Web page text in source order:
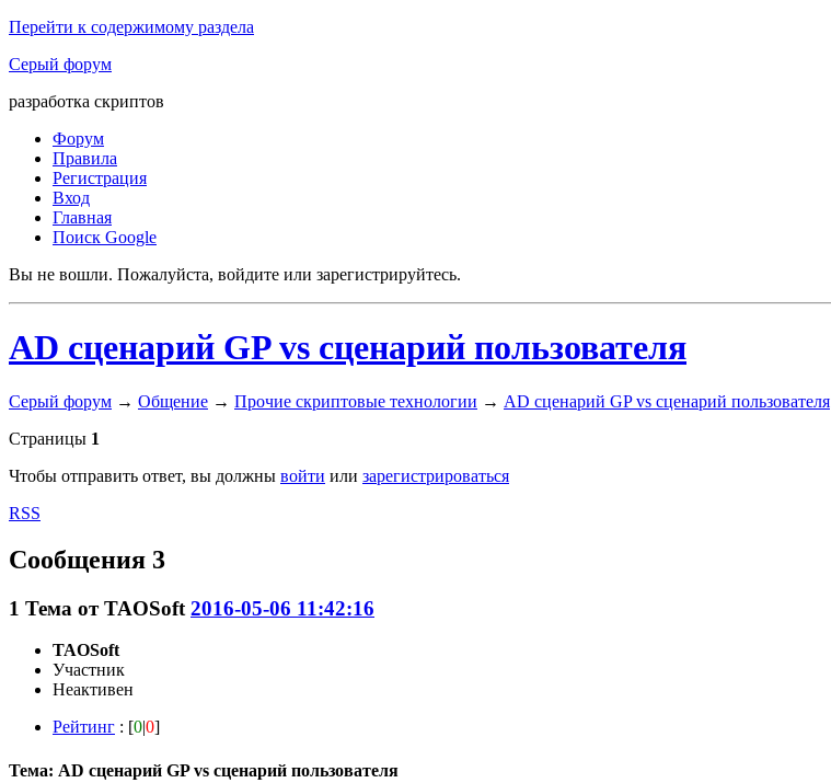
Перейти к содержимому раздела
Серый форум
разработка скриптов
Форум
Правила
Регистрация
Вход
Главная
Поиск Google
Вы не вошли. Пожалуйста, войдите или зарегистрируйтесь.
AD сценарий GP vs сценарий пользователя
Серый форум → Общение → Прочие скриптовые технологии → AD сценарий GP vs сценарий пользователя
Страницы 1
Чтобы отправить ответ, вы должны войти или зарегистрироваться
RSS
Сообщения 3
1 Тема отTAOSoft 2016-05-06 11:42:16
TAOSoft
Участник
Неактивен
Рейтинг : [0|0]
Тема: AD сценарий GP vs сценарий пользователя